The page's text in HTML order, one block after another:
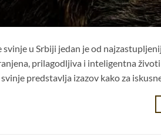
svinje u Srbiji jedan je od
prilagodljiva i inteligentna
predstavlja izazov kako za